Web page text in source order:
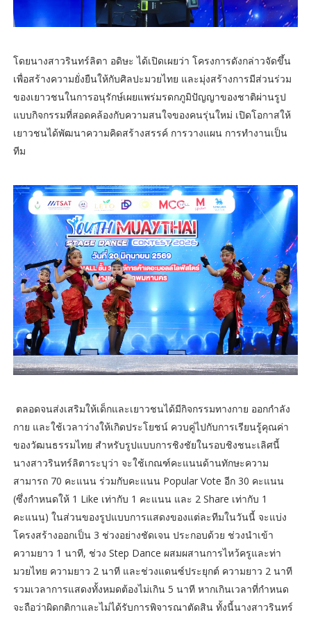
โดยนางสาวรินทร์ลิตา อดิษะ ได้เปิดเผยว่า โครงการดังกล่าวจัดขึ้น
เพื่อสร้างความยั่งยืนให้กับศิลปะมวยไทย และมุ่งสร้างการมีส่วนร่วม
ของเยาวชนในการอนุรักษ์เผยแพร่มรดกภูมิปัญญาของชาติผ่านรูป
แบบกิจกรรมที่สอดคล้องกับความสนใจของคนรุ่นใหม่ เปิดโอกาสให้
เยาวชนได้พัฒนาความคิดสร้างสรรค์ การวางแผน การทำงานเป็น
ทีม
ตลอดจนส่งเสริมให้เด็กและเยาวชนได้มีกิจกรรมทางกาย ออกกำลัง
กาย และใช้เวลาว่างให้เกิดประโยชน์ ควบคู่ไปกับการเรียนรู้คุณค่า
ของวัฒนธรรมไทย สำหรับรูปแบบการชิงชัยในรอบชิงชนะเลิศนี้
นางสาวรินทร์ลิตาระบุว่า จะใช้เกณฑ์คะแนนด้านทักษะความ
สามารถ 70 คะแนน ร่วมกับคะแนน Popular Vote อีก 30 คะแนน
(ซึ่งกำหนดให้ 1 Like เท่ากับ 1 คะแนน และ 2 Share เท่ากับ 1
คะแนน) ในส่วนของรูปแบบการแสดงของแต่ละทีมในวันนี้ จะแบ่ง
โครงสร้างออกเป็น 3 ช่วงอย่างชัดเจน ประกอบด้วย ช่วงนำเข้า
ความยาว 1 นาที, ช่วง Step Dance ผสมผสานการไหว้ครูและท่า
มวยไทย ความยาว 2 นาที และช่วงแดนซ์ประยุกต์ ความยาว 2 นาที
รวมเวลาการแสดงทั้งหมดต้องไม่เกิน 5 นาที หากเกินเวลาที่กำหนด
จะถือว่าผิดกติกาและไม่ได้รับการพิจารณาตัดสิน ทั้งนี้นางสาวรินทร์